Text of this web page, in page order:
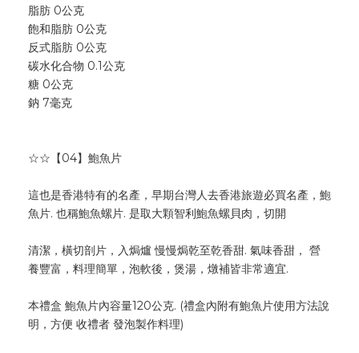
脂肪 0公克
飽和脂肪 0公克
反式脂肪 0公克
碳水化合物 0.1公克
糖 0公克
鈉 7毫克
☆☆【04】鮑魚片
這也是香港特有的名產，早期台灣人去香港旅遊必買名產，鮑
魚片. 也稱鮑魚螺片. 是取大顆智利鮑魚螺貝肉，切開
清潔，橫切剖片，入焗爐 慢慢焗乾至乾香甜. 氣味香甜， 營
養豐富，料理簡單，泡軟後，煲湯，燉補皆非常適宜.
本禮盒 鮑魚片內容量120公克. (禮盒內附有鮑魚片使用方法說
明，方便 收禮者 發泡製作料理)